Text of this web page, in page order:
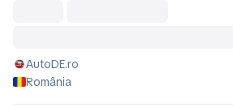
AutoDE.ro
România